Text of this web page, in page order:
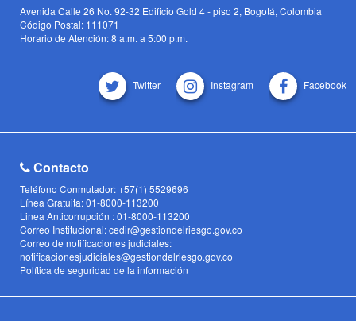
Avenida Calle 26 No. 92-32 Edificio Gold 4 - piso 2, Bogotá, Colombia
Código Postal: 111071
Horario de Atención: 8 a.m. a 5:00 p.m.
Twitter Instagram Facebook
Contacto
Teléfono Conmutador: +57(1) 5529696
Línea Gratuita: 01-8000-113200
Linea Anticorrupción : 01-8000-113200
Correo Institucional: cedir@gestiondelriesgo.gov.co
Correo de notificaciones judiciales:
notificacionesjudiciales@gestiondelriesgo.gov.co
Política de seguridad de la información